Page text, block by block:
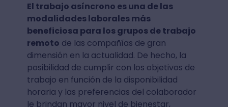
El trabajo asíncrono es una de las
modalidades laborales más
beneficiosa para los grupos de trabajo
remoto de las compañías de gran
dimensión en la actualidad. De hecho, la
posibilidad de cumplir con los objetivos de
trabajo en función de la disponibilidad
horaria y las preferencias del colaborador
le brindan mayor nivel de bienestar,